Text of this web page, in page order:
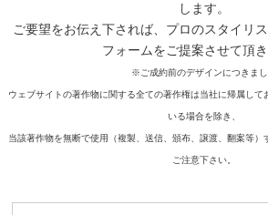
します。
ご要望をお伝え下されば、プロのスタイリ
フォームをご提案させて頂き
※ご成約前のデザインにつきま
ウェブサイトの著作物に関する全ての著作権は当社に帰属して
いる場合を除き、
当該著作物を無断で使用（複製、送信、頒布、譲渡、翻案等
ご注意下さい。